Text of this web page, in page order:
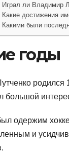
Играл ли Владимир
Какие достижения
Какими были
годы
родился
большой
одержим
и